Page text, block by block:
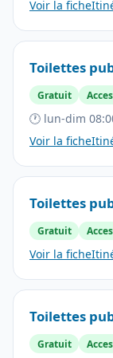
Voir la fiche
Toilettes
Gratuit
🕐 lun-dim
Voir la fiche
Toilettes
Gratuit
Voir la fiche
Toilettes
Gratuit